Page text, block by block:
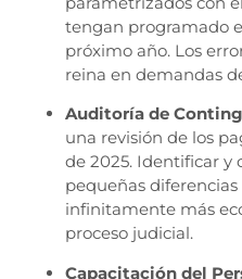
tengan programado
próximo año. Los
reina en demandas
Auditoría de
una revisión de los
de 2025. Identificar
pequeñas diferencias
infinitamente más
proceso judicial.
Capacitación del